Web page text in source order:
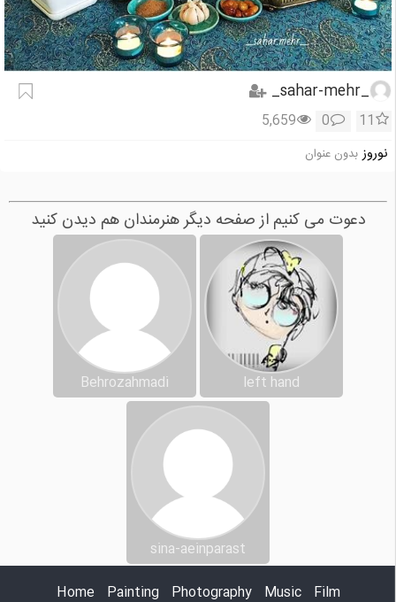
_sahar-mehr_
11
0
5,659
نوروز بدون عنوان
دعوت می کنیم از صفحه دیگر هنرمندان هم دیدن کنید
left hand
Behrozahmadi
sina-aeinparast
Home
Painting Photography Music Film